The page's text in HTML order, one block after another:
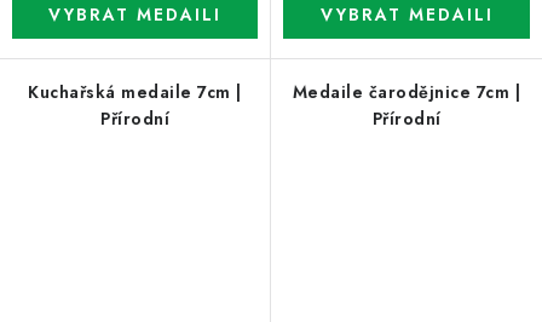
Kuchařská medaile 7cm |
Přírodní
Medaile čarodějnice 7cm |
Přírodní